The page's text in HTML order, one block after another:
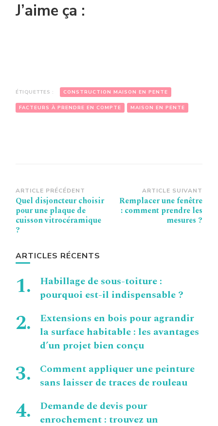
J’aime ça :
ÉTIQUETTES : CONSTRUCTION MAISON EN PENTE
FACTEURS À PRENDRE EN COMPTE MAISON EN PENTE
Navigation
d’article
ARTICLE PRÉCÉDENT
Quel disjoncteur choisir
pour une plaque de
cuisson vitrocéramique
?
ARTICLE SUIVANT
Remplacer une fenêtre
: comment prendre les
mesures ?
ARTICLES RÉCENTS
Habillage de sous-toiture :
pourquoi est-il indispensable ?
Extensions en bois pour agrandir
la surface habitable : les avantages
d’un projet bien conçu
Comment appliquer une peinture
sans laisser de traces de rouleau
Demande de devis pour
enrochement : trouvez un